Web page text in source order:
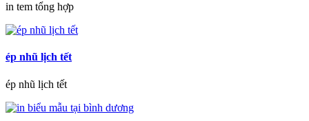
in tem tổng hợp
ép nhũ lịch tết
ép nhũ lịch tết